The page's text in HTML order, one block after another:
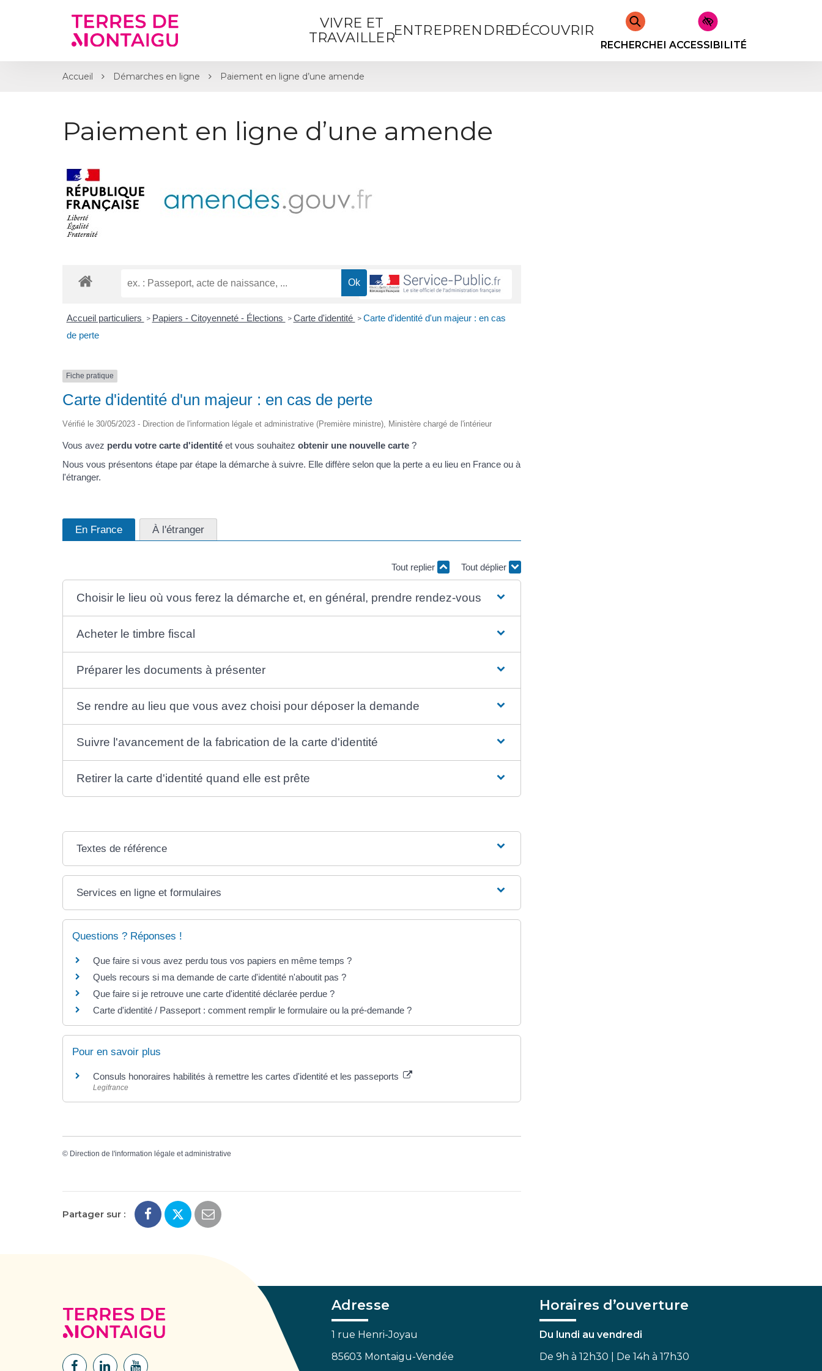
VIVRE ET
TRAVAILLERENTREPRENDREDÉCOUVRIR
RECHERCHERACCESSIBILITÉ
Accueil Démarches en ligne Paiement en ligne d’une amende
Paiement en ligne d’une amende
Accueil particuliers > Papiers - Citoyenneté - Élections > Carte d'identité > Carte d'identité d'un majeur : en cas
de perte
Fiche pratique
Carte d'identité d'un majeur : en cas de perte
Vérifié le 30/05/2023 - Direction de l'information légale et administrative (Première ministre), Ministère chargé de l'intérieur
Vous avez perdu votre carte d'identité et vous souhaitez obtenir une nouvelle carte ?
Nous vous présentons étape par étape la démarche à suivre. Elle diffère selon que la perte a eu lieu en France ou à
l'étranger.
En France À l'étranger
Tout replier Tout déplier
Choisir le lieu où vous ferez la démarche et, en général, prendre rendez-vous
Acheter le timbre fiscal
Préparer les documents à présenter
Se rendre au lieu que vous avez choisi pour déposer la demande
Suivre l'avancement de la fabrication de la carte d'identité
Retirer la carte d'identité quand elle est prête
Textes de référence
Services en ligne et formulaires
Questions ? Réponses !
Que faire si vous avez perdu tous vos papiers en même temps ?
Quels recours si ma demande de carte d'identité n'aboutit pas ?
Que faire si je retrouve une carte d'identité déclarée perdue ?
Carte d'identité / Passeport : comment remplir le formulaire ou la pré-demande ?
Pour en savoir plus
Consuls honoraires habilités à remettre les cartes d'identité et les passeports
Legifrance
© Direction de l'information légale et administrative
Partager sur :
Adresse
1 rue Henri-Joyau
85603 Montaigu-Vendée
Horaires d’ouverture
Du lundi au vendredi
De 9h à 12h30 | De 14h à 17h30